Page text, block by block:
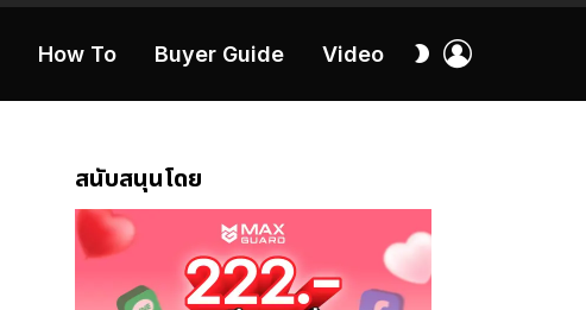
How To Buyer Guide Video
สลับ
สนับสนุนโดย